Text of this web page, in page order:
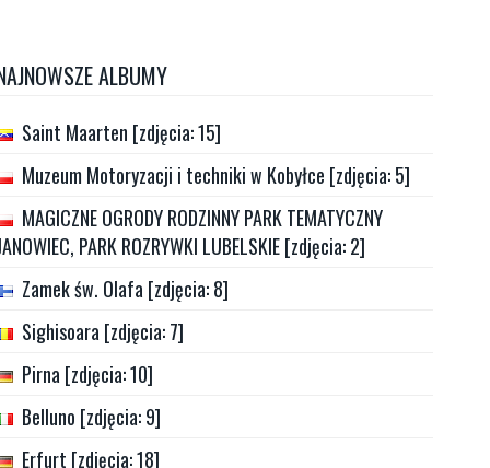
ALBUMY
Saint Maarten [zdjęcia: 15]
Muzeum Motoryzacji i techniki w Kobyłce [zdjęcia: 5]
MAGICZNE OGRODY RODZINNY PARK TEMATYCZNY
PARK ROZRYWKI LUBELSKIE [zdjęcia: 2]
Zamek św. Olafa [zdjęcia: 8]
Sighisoara [zdjęcia: 7]
Pirna [zdjęcia: 10]
Belluno [zdjęcia: 9]
Erfurt [zdjęcia: 18]